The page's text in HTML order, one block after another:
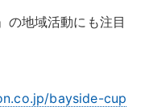
の地域活動にも注目
bayside-cup